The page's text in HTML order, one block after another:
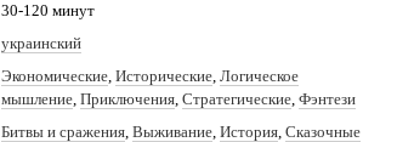
30-120 минут
украинский
Экономические, Исторические, Логическое
мышление, Приключения, Стратегические, Фэнтези
Битвы и сражения, Выживание, История, Сказочные